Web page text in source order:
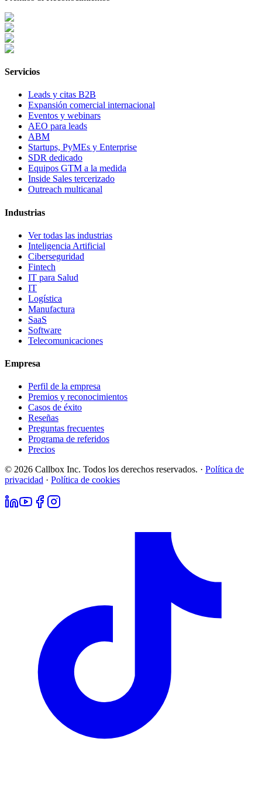
Servicios
Leads y citas B2B
Expansión comercial internacional
Eventos y webinars
AEO para leads
ABM
Startups, PyMEs y Enterprise
SDR dedicado
Equipos GTM a la medida
Inside Sales tercerizado
Outreach multicanal
Industrias
Ver todas las industrias
Inteligencia Artificial
Ciberseguridad
Fintech
IT para Salud
IT
Logística
Manufactura
SaaS
Software
Telecomunicaciones
Empresa
Perfil de la empresa
Premios y reconocimientos
Casos de éxito
Reseñas
Preguntas frecuentes
Programa de referidos
Precios
© 2026 Callbox Inc. Todos los derechos reservados. · Política de
privacidad · Política de cookies